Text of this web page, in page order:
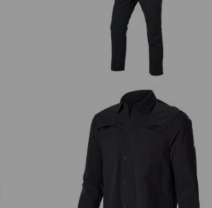
Arbeitshemd e.s.t:aktik, langarm